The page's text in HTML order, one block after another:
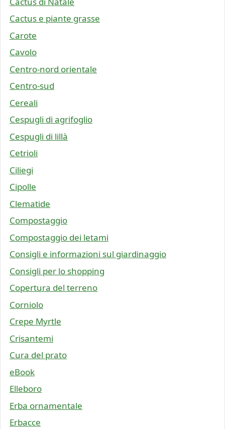
Cactus e piante grasse
Carote
Cavolo
Centro-nord orientale
Centro-sud
Cereali
Cespugli di agrifoglio
Cespugli di lillà
Cetrioli
Ciliegi
Cipolle
Clematide
Compostaggio
Compostaggio dei letami
Consigli e informazioni sul giardinaggio
Consigli per lo shopping
Copertura del terreno
Corniolo
Crepe Myrtle
Crisantemi
Cura del prato
eBook
Elleboro
Erba ornamentale
Erbacce